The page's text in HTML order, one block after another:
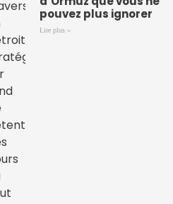
pouvez plus ignorer
Lire plus »